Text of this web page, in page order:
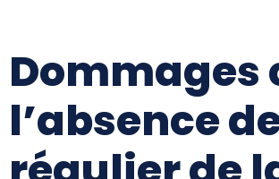
Dommages
l’absence